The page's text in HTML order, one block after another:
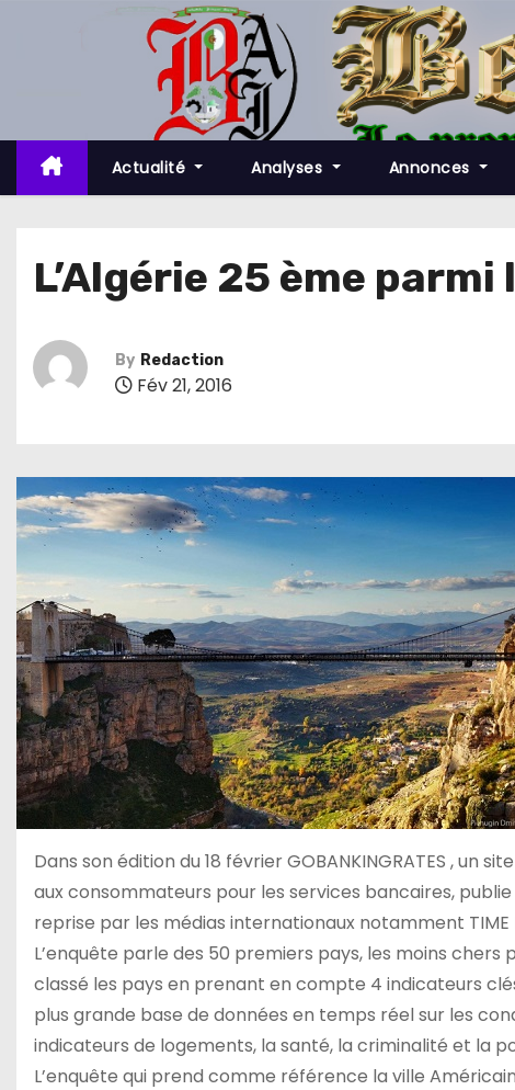
t
c
Actualité Analyses Annonces
L’Algérie 25 ème
By Redaction
Fév 21, 2016
Dans son édition du 18 février GOBANKINGRATES , un
aux consommateurs pour les services bancaires,
reprise par les médias internationaux notamment TIME
L’enquête parle des 50 premiers pays, les moins
classé les pays en prenant en compte 4 indicateurs
plus grande base de données en temps réel sur les
indicateurs de logements, la santé, la criminalité et la
L’enquête qui prend comme référence la ville